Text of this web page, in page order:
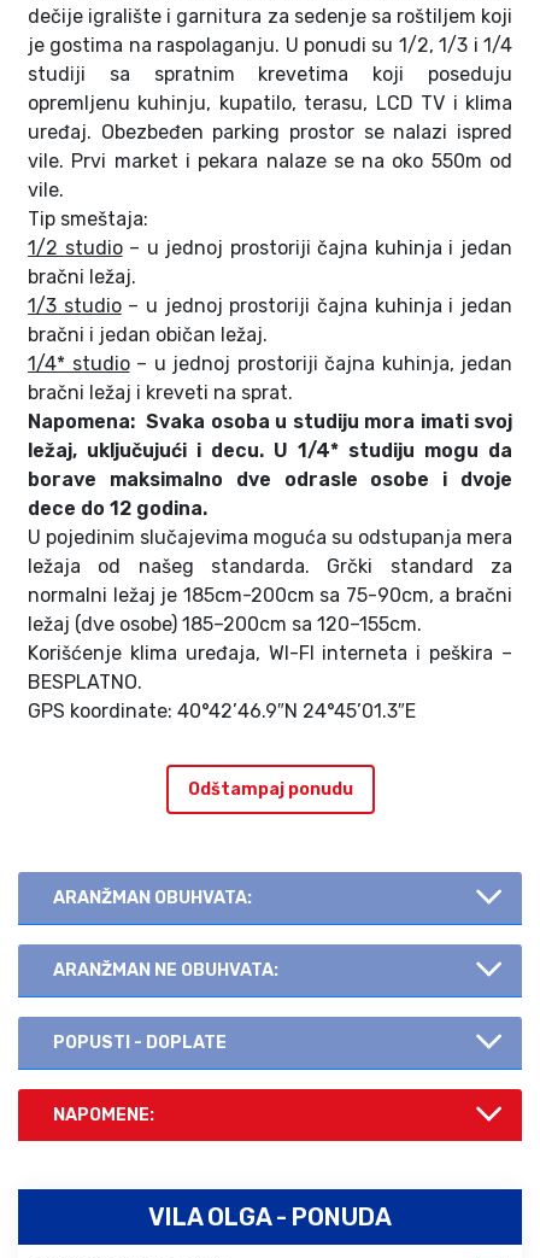
dečije igralište i garnitura za sedenje sa roštiljem koji
je gostima na raspolaganju. U ponudi su 1/2, 1/3 i 1/4
studiji sa spratnim krevetima koji poseduju
opremljenu kuhinju, kupatilo, terasu, LCD TV i klima
uređaj. Obezbeđen parking prostor se nalazi ispred
vile. Prvi market i pekara nalaze se na oko 550m od
vile.
Tip smeštaja:
1/2 studio– u jednoj prostoriji čajna kuhinja i jedan
bračni ležaj.
1/3 studio– u jednoj prostoriji čajna kuhinja i jedan
bračni i jedan običan ležaj.
1/4* studio– u jednoj prostoriji čajna kuhinja, jedan
bračni ležaj i kreveti na sprat.
Napomena: Svaka osoba u studiju mora imati svoj
ležaj, uključujući i decu. U 1/4* studiju mogu da
borave maksimalno dve odrasle osobe i dvoje
dece do 12 godina.
U pojedinim slučajevima moguća su odstupanja mera
ležaja od našeg standarda. Grčki standard za
normalni ležaj je 185cm-200cm sa 75-90cm, a bračni
ležaj (dve osobe) 185–200cm sa 120–155cm.
Korišćenje klima uređaja, WI-FI interneta i peškira –
BESPLATNO.
GPS koordinate: 40°42’46.9″N 24°45’01.3″E
Odštampaj ponudu
ARANŽMAN OBUHVATA:
ARANŽMAN NE OBUHVATA:
POPUSTI - DOPLATE
NAPOMENE:
VILA OLGA - PONUDA